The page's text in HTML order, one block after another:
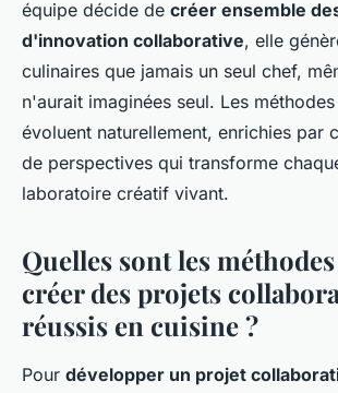
équipe décide de créer ensemble
d'innovation collaborative, elle
culinaires que jamais un seul chef,
n'aurait imaginées seul. Les
évoluent naturellement, enrichies par
de perspectives qui transforme
laboratoire créatif vivant.
Quelles sont les
créer des projets
réussis en cuisine ?
Pour développer un projet